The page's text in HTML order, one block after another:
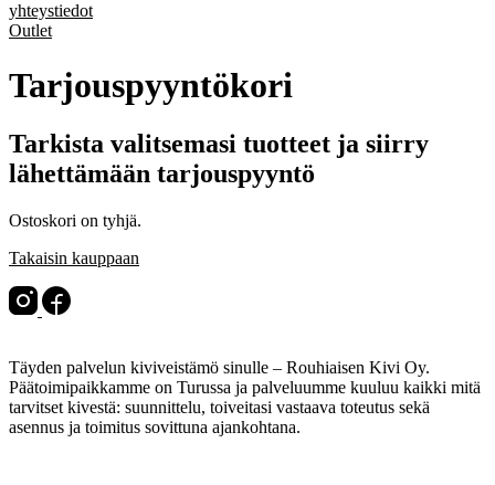
yhteystiedot
Outlet
Tarjouspyyntökori
Tarkista valitsemasi tuotteet ja siirry
lähettämään tarjouspyyntö
Ostoskori on tyhjä.
Takaisin kauppaan
Täyden palvelun kiviveistämö sinulle – Rouhiaisen Kivi Oy.
Päätoimipaikkamme on Turussa ja palveluumme kuuluu kaikki mitä
tarvitset kivestä: suunnittelu, toiveitasi vastaava toteutus sekä
asennus ja toimitus sovittuna ajankohtana.